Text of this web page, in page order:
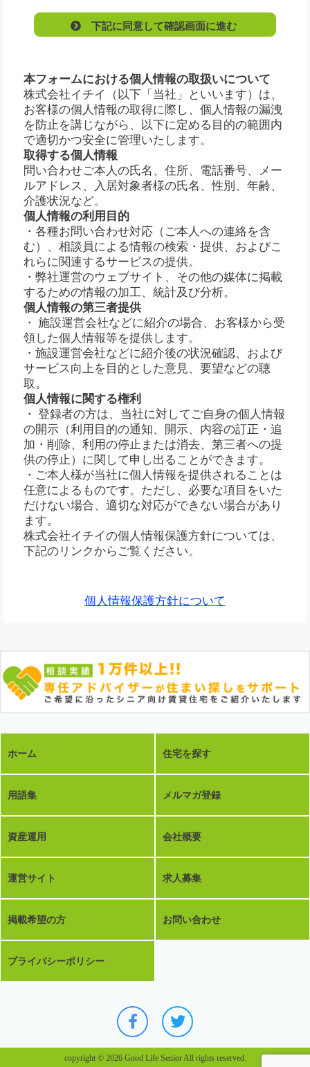
下記に同意して確認画面に進む
本フォームにおける個人情報の取扱いについて
株式会社イチイ（以下「当社」といいます）は、
お客様の個人情報の取得に際し、個人情報の漏洩
を防止を講じながら、以下に定める目的の範囲内
で適切かつ安全に管理いたします。
取得する個人情報
問い合わせご本人の氏名、住所、電話番号、メー
ルアドレス、入居対象者様の氏名、性別、年齢、
介護状況など。
個人情報の利用目的
・各種お問い合わせ対応（ご本人への連絡を含
む）、相談員による情報の検索・提供、およびこ
れらに関連するサービスの提供。
・弊社運営のウェブサイト、その他の媒体に掲載
するための情報の加工、統計及び分析。
個人情報の第三者提供
・ 施設運営会社などに紹介の場合、お客様から受
領した個人情報等を提供します。
・施設運営会社などに紹介後の状況確認、および
サービス向上を目的とした意見、要望などの聴
取。
個人情報に関する権利
・ 登録者の方は、当社に対してご自身の個人情報
の開示（利用目的の通知、開示、内容の訂正・追
加・削除、利用の停止または消去、第三者への提
供の停止）に関して申し出ることができます。
・ご本人様が当社に個人情報を提供されることは
任意によるものです。ただし、必要な項目をいた
だけない場合、適切な対応ができない場合があり
ます。
株式会社イチイの個人情報保護方針については、
下記のリンクからご覧ください。
個人情報保護方針について
ホーム 住宅を探す
用語集 メルマガ登録
資産運用 会社概要
運営サイト 求人募集
掲載希望の方 お問い合わせ
プライバシーポリシー
copyright © 2026 Good Life Senior All rights reserved.